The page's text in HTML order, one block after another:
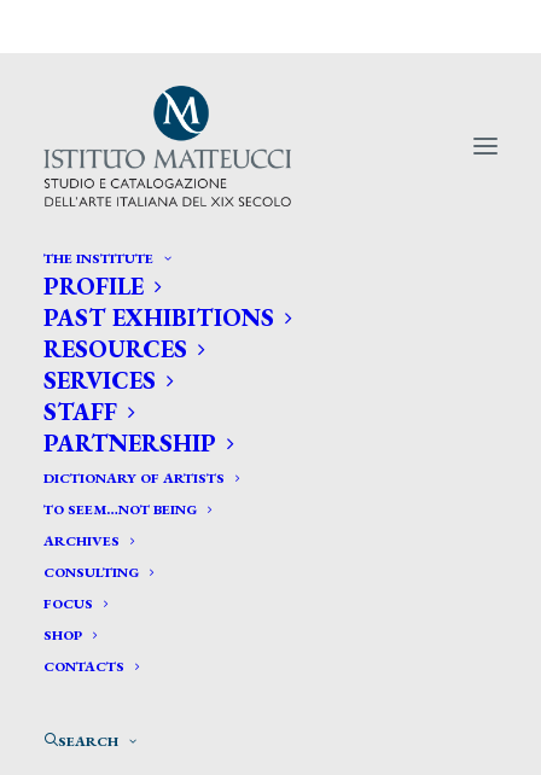
THE INSTITUTE
PROFILE
PAST EXHIBITIONS
RESOURCES
SERVICES
STAFF
PARTNERSHIP
DICTIONARY OF ARTISTS
TO SEEM…NOT BEING
ARCHIVES
CONSULTING
FOCUS
SHOP
CONTACTS
SEARCH
A Milano l'opera di Giovanni